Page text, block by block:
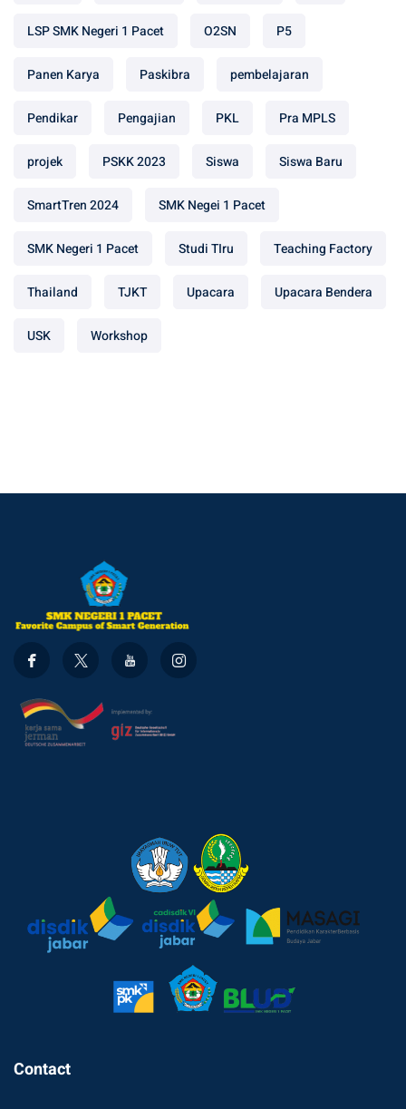
LSP SMK Negeri 1 Pacet O2SN P5
Panen Karya Paskibra pembelajaran
Pendikar Pengajian PKL Pra MPLS
projek PSKK 2023 Siswa Siswa Baru
SmartTren 2024 SMK Negei 1 Pacet
SMK Negeri 1 Pacet Studi TIru Teaching Factory
Thailand TJKT Upacara Upacara Bendera
USK Workshop
Contact